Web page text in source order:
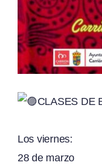
CLASES DE
Los viernes:
28 de marzo